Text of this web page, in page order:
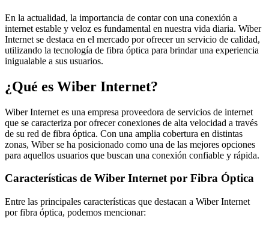
En la actualidad, la importancia de contar con una conexión a
internet estable y veloz es fundamental en nuestra vida diaria. Wiber
Internet se destaca en el mercado por ofrecer un servicio de calidad,
utilizando la tecnología de fibra óptica para brindar una experiencia
inigualable a sus usuarios.
¿Qué es Wiber Internet?
Wiber Internet es una empresa proveedora de servicios de internet
que se caracteriza por ofrecer conexiones de alta velocidad a través
de su red de fibra óptica. Con una amplia cobertura en distintas
zonas, Wiber se ha posicionado como una de las mejores opciones
para aquellos usuarios que buscan una conexión confiable y rápida.
Características de Wiber Internet por Fibra Óptica
Entre las principales características que destacan a Wiber Internet
por fibra óptica, podemos mencionar: